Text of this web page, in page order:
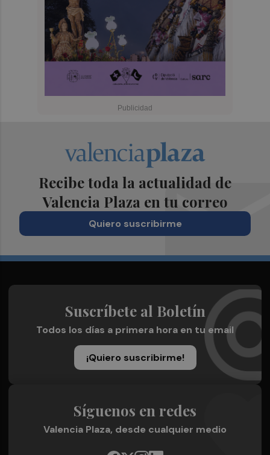
Recibe toda la actualidad de
Valencia Plaza en tu correo
Quiero suscribirme
Suscríbete al Boletín
Todos los días a primera hora en tu email
¡Quiero suscribirme!
Síguenos en redes
Valencia Plaza, desde cualquier medio